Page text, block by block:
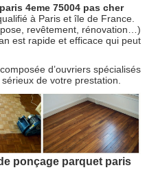
4eme 75004 pas cher
à Paris et île de France.
revêtement, rénovation…)
est rapide et efficace qui peut
d’ouvriers spécialisés
de votre prestation.
ponçage parquet paris